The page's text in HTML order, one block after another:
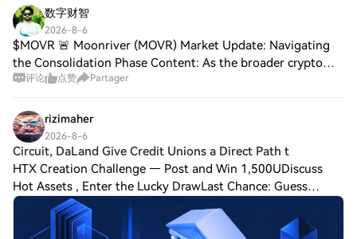
avancées technologiques à un design
centré sur l'utilisateur, XRP 2.0 vise à
capter l'attention d'un large éventail
d'individus et d'entreprises cherchant à
intégrer des solutions de cryptomonnaie
dans leurs cadres opérationnels.
2.0 nécessite d'examiner les jalons qui ont
défini son parcours jusqu'à présent : 23
juillet 2023 : XRP 2.0 est introduit comme
un nouveau projet de cryptomonnaie,
visant à révolutionner les capacités de
transaction sécurisées et décentralisées
dans le domaine de la blockchain. 8
septembre 2023 : Le lancement d'un autre
数字财智
2026-8-6
$MOVR 🚨 Moonriver (MOVR) Market Update: Navigating
the Consolidation Phase Content: As the broader crypto
market continues to shift, Moonriver (MOVR) is drawing
评论 点赞 Partager
rizimaher
2026-8-6
Circuit, DaLand Give Credit Unions a Direct Path t
HTX Creation Challenge — Post and Win 1,500UDiscuss
Hot Assets , Enter the Lucky DrawLast Chance: Guess
Correctly Today and Win More Circuit, DaLand Give Credit
Unions a Direct Path to BitcoinCredit u